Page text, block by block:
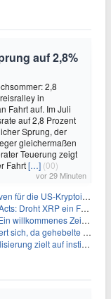
auf 2,8%
2,8
in
Fahrt auf. Im Juli
auf 2,8 Prozent
Sprung, der
gleichermaßen
Teuerung zeigt
Fahrt[…] (00)
vor 29 Minuten
ohne CLARITY Act
ein Fall unter die $1-Marke?
angesichts der Folgen des Öl-Schocks
Positionen abgebaut werden
institutionelle Akzeptanz ab